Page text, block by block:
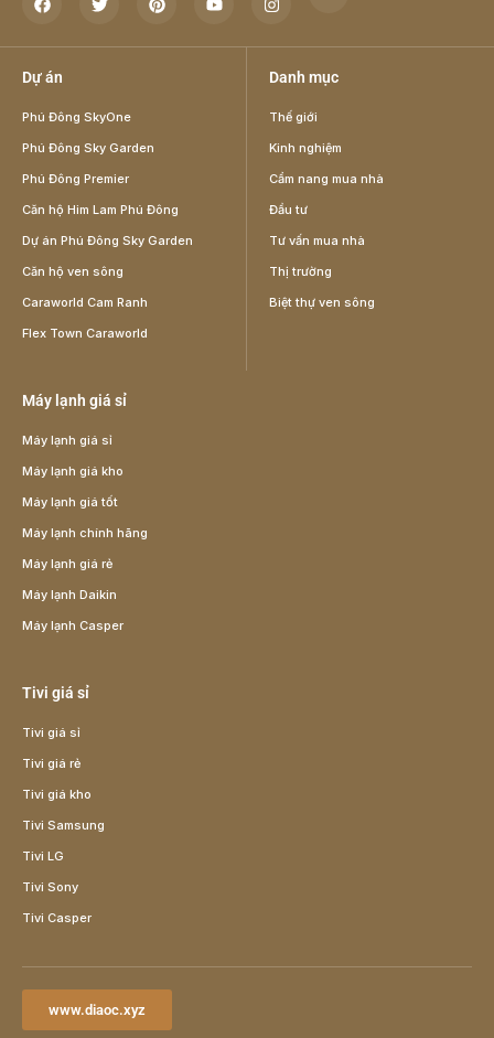
Dự án
Phú Đông SkyOne
Phú Đông Sky Garden
Phú Đông Premier
Căn hộ Him Lam Phú Đông
Dự án Phú Đông Sky Garden
Căn hộ ven sông
Caraworld Cam Ranh
Flex Town Caraworld
Danh mục
Thế giới
Kinh nghiệm
Cẩm nang mua nhà
Đầu tư
Tư vấn mua nhà
Thị trường
Biệt thự ven sông
Máy lạnh giá sỉ
Máy lạnh giá sỉ
Máy lạnh giá kho
Máy lạnh giá tốt
Máy lạnh chính hãng
Máy lạnh giá rẻ
Máy lạnh Daikin
Máy lạnh Casper
Tivi giá sỉ
Tivi giá sỉ
Tivi giá rẻ
Tivi giá kho
Tivi Samsung
Tivi LG
Tivi Sony
Tivi Casper
www.diaoc.xyz